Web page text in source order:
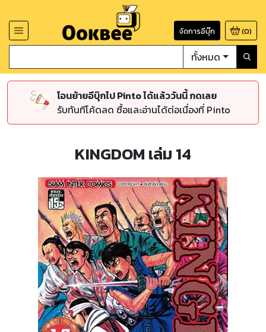
จัดการอีบุ๊ก (0)
ทั้งหมด
โอนย้ายอีบุ๊กไป Pinto ได้แล้ววันนี้ กดเลย
รับทันทีโค้ดลด ซื้อและอ่านได้ต่อเนื่องที่ Pinto
KINGDOM เล่ม 14